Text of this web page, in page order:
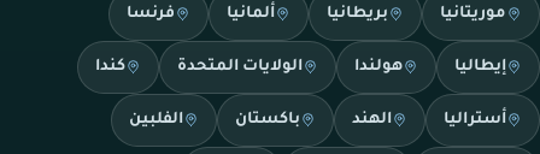
موريتانيا بريطانيا ألمانيا فرنسا
إيطاليا هولندا الولايات المتحدة كندا
أستراليا الهند باكستان الفلبين